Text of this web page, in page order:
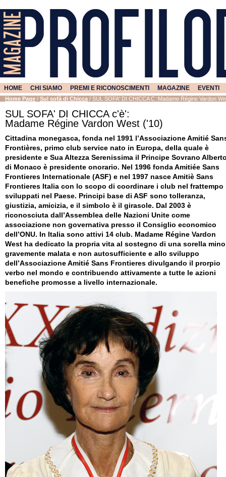
HOME CHI SIAMO PREMI E RICONOSCIMENTI MAGAZINE EVENTI
Home Page / Sul sofà di Chicca / SUL SOFA' DI CHICCA C :Madame Régine Vardon
SUL SOFA' DI CHICCA c'è':
Madame Régine Vardon West ('10)
Cittadina monegasca, fonda nel 1991 l’Associazione Amitié
Frontières, primo club service nato in Europa, della quale è
presidente e Sua Altezza Serenissima il Principe Sovrano
di Monaco è presidente onorario. Nel 1996 fonda Amitiée Sans
Frontieres Internationale (ASF) e nel 1997 nasce Amitiè Sans
Frontieres Italia con lo scopo di coordinare i club nel frattempo
sviluppati nel Paese. Principi base di ASF sono tolleranza,
giustizia, amicizia, e il simbolo è il girasole. Dal 2003 è
riconosciuta dall’Assemblea delle Nazioni Unite come
associazione non governativa presso il Consiglio economico
dell’ONU. In Italia sono attivi 14 club. Madame Régine Vardon
West ha dedicato la propria vita al sostegno di una sorella
gravemente malata e non autosufficiente e allo sviluppo
dell’Associazione Amitié Sans Frontieres divulgando il prorpio
verbo nel mondo e contribuendo attivamente a tutte le azioni
benefiche promosse a livello internazionale.